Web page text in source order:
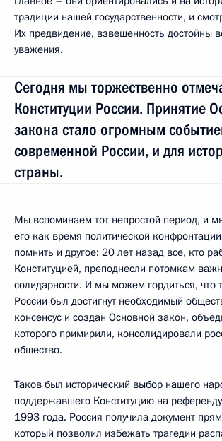
традиции нашей государственности, и
Их предвидение, взвешенность достойны
уважения.
Сегодня мы торжественно
Конституции России. Принятие
закона стало огромным
современной России, и для
страны.
Мы вспоминаем тот непростой период, и
его как время политической
помнить и другое: 20 лет назад все, кто
Конституцией, преподнесли потомкам
солидарности. И мы можем гордиться, что
России был достигнут необходимый
консенсус и создан Основной закон,
которого примирили, консолидировали
общество.
Таков был исторический выбор нашего
поддержавшего Конституцию на
1993 года. Россия получила документ
который позволил избежать трагедии